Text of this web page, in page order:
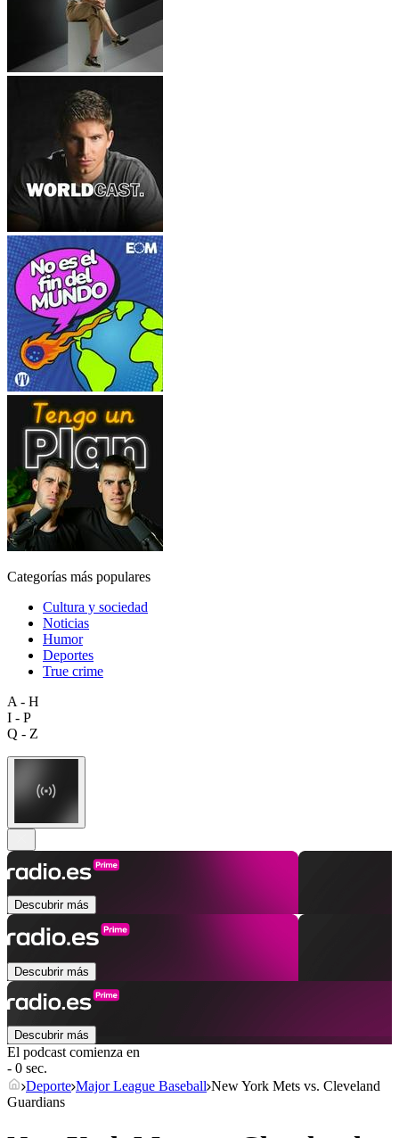
Categorías más populares
Cultura y sociedad
Noticias
Humor
Deportes
True crime
A - H
I - P
Q - Z
Descubrir más
Descubrir más
Descubrir más
El podcast comienza en
- 0 sec.
Deporte Major League Baseball New York Mets vs. Cleveland
Guardians